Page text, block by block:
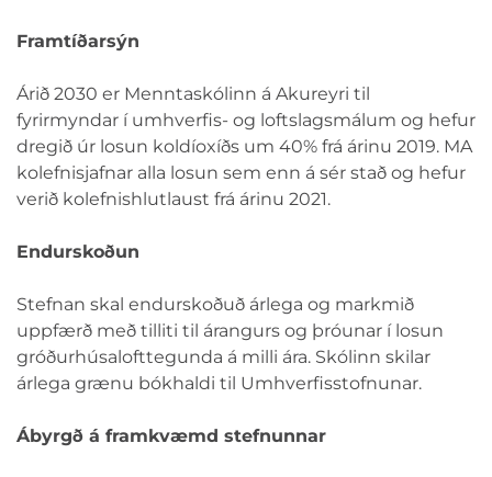
Framtíðarsýn
Árið 2030 er Menntaskólinn á Akureyri til
fyrirmyndar í umhverfis- og loftslagsmálum og hefur
dregið úr losun koldíoxíðs um 40% frá árinu 2019. MA
kolefnisjafnar alla losun sem enn á sér stað og hefur
verið kolefnishlutlaust frá árinu 2021.
Endurskoðun
Stefnan skal endurskoðuð árlega og markmið
uppfærð með tilliti til árangurs og þróunar í losun
gróðurhúsalofttegunda á milli ára. Skólinn skilar
árlega grænu bókhaldi til Umhverfisstofnunar.
Ábyrgð á framkvæmd stefnunnar